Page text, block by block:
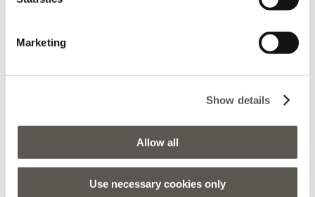
Marketing
Show details
Allow all
Use necessary cookies only
2026-07-23
Un bel negozio, ben assortito con capi di qualità.
Commesse disponibili, pazienti, gentilissime!